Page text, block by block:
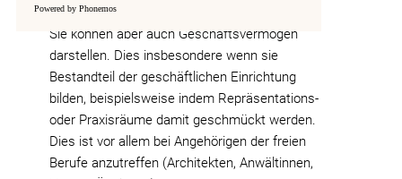
Powered by Phonemos
sind somit dem Privatvermögen zuzuweisen.
Sie können aber auch Geschäftsvermögen
darstellen. Dies insbesondere wenn sie
Bestandteil der geschäftlichen Einrichtung
bilden, beispielsweise indem Repräsentations-
oder Praxisräume damit geschmückt werden.
Dies ist vor allem bei Angehörigen der freien
Berufe anzutreffen (Architekten, Anwältinnen,